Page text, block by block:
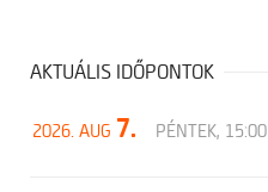
AKTUÁLIS IDŐPONTOK
2026. AUG 7. PÉNTEK, 15:00